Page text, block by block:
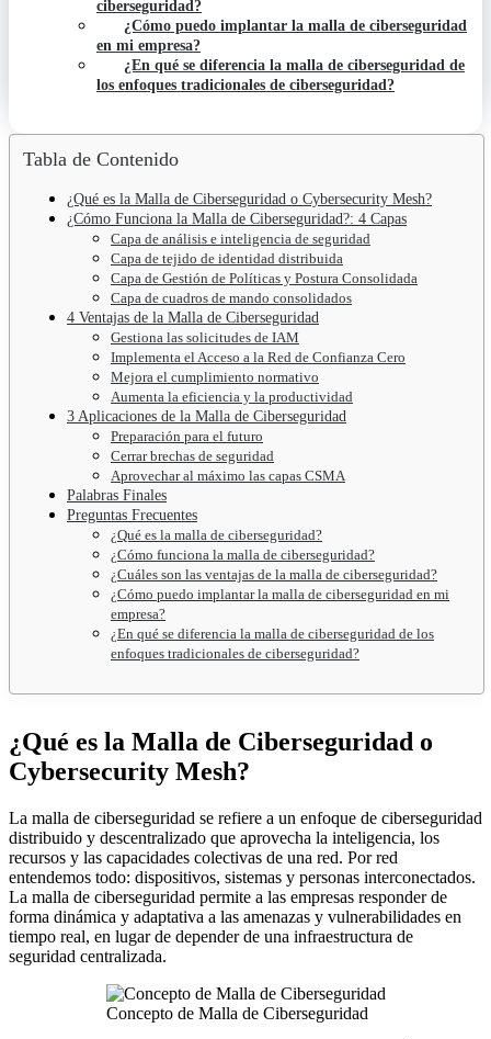
ciberseguridad?
¿Cómo puedo implantar la malla de ciberseguridad
en mi empresa?
¿En qué se diferencia la malla de ciberseguridad de
los enfoques tradicionales de ciberseguridad?
Tabla de Contenido
¿Qué es la Malla de Ciberseguridad o Cybersecurity Mesh?
¿Cómo Funciona la Malla de Ciberseguridad?: 4 Capas
Capa de análisis e inteligencia de seguridad
Capa de tejido de identidad distribuida
Capa de Gestión de Políticas y Postura Consolidada
Capa de cuadros de mando consolidados
4 Ventajas de la Malla de Ciberseguridad
Gestiona las solicitudes de IAM
Implementa el Acceso a la Red de Confianza Cero
Mejora el cumplimiento normativo
Aumenta la eficiencia y la productividad
3 Aplicaciones de la Malla de Ciberseguridad
Preparación para el futuro
Cerrar brechas de seguridad
Aprovechar al máximo las capas CSMA
Palabras Finales
Preguntas Frecuentes
¿Qué es la malla de ciberseguridad?
¿Cómo funciona la malla de ciberseguridad?
¿Cuáles son las ventajas de la malla de ciberseguridad?
¿Cómo puedo implantar la malla de ciberseguridad en mi
empresa?
¿En qué se diferencia la malla de ciberseguridad de los
enfoques tradicionales de ciberseguridad?
¿Qué es la Malla de Ciberseguridad o
Cybersecurity Mesh?
La malla de ciberseguridad se refiere a un enfoque de ciberseguridad
distribuido y descentralizado que aprovecha la inteligencia, los
recursos y las capacidades colectivas de una red. Por red
entendemos todo: dispositivos, sistemas y personas interconectados.
La malla de ciberseguridad permite a las empresas responder de
forma dinámica y adaptativa a las amenazas y vulnerabilidades en
tiempo real, en lugar de depender de una infraestructura de
seguridad centralizada.
Concepto de Malla de Ciberseguridad